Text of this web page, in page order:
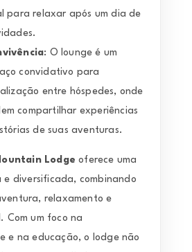
para relaxar após um dia de
: O lounge é um
convidativo para
entre hóspedes, onde
compartilhar experiências
de suas aventuras.
Lodge oferece uma
e diversificada, combinando
relaxamento e
Com um foco na
e na educação, o lodge não